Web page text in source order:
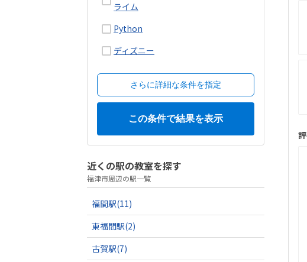
ライム
Python
ディズニー
さらに詳細な条件を指定
近くの駅の教室を探す
福津市周辺の駅一覧
福間駅(11)
東福間駅(2)
古賀駅(7)